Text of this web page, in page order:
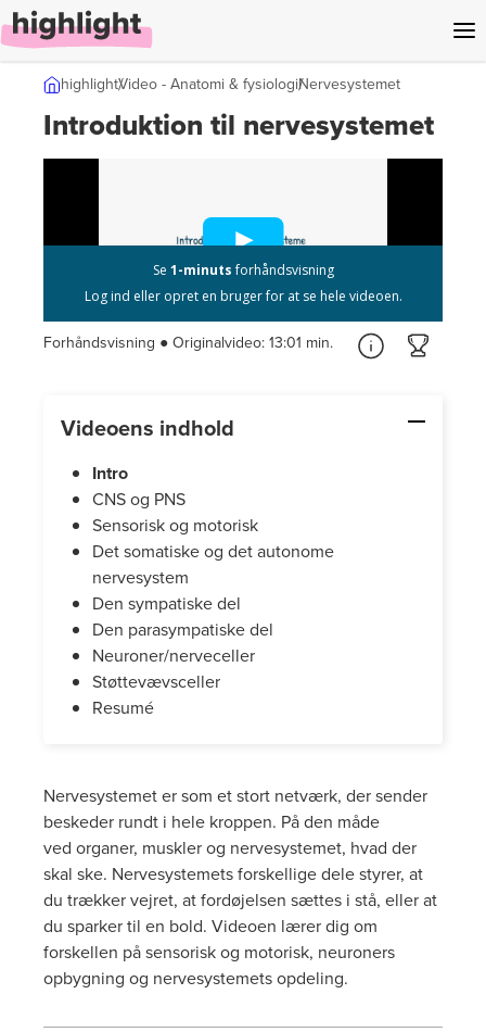
highlightVideo - Anatomi & fysiologiNervesystemet
Introduktion til nervesystemet
Forhåndsvisning ● Originalvideo:13:01 min.
Videoens indhold
Intro
CNS og PNS
Sensorisk og motorisk
Det somatiske og det autonome
nervesystem
Den sympatiske del
Den parasympatiske del
Neuroner/nerveceller
Støttevævsceller
Resumé
Nervesystemet er som et stort netværk, der sender
beskeder rundt i hele kroppen. På den måde
ved organer, muskler og nervesystemet, hvad der
skal ske. Nervesystemets forskellige dele styrer, at
du trækker vejret, at fordøjelsen sættes i stå, eller at
du sparker til en bold. Videoen lærer dig om
forskellen på sensorisk og motorisk, neuroners
opbygning og nervesystemets opdeling.